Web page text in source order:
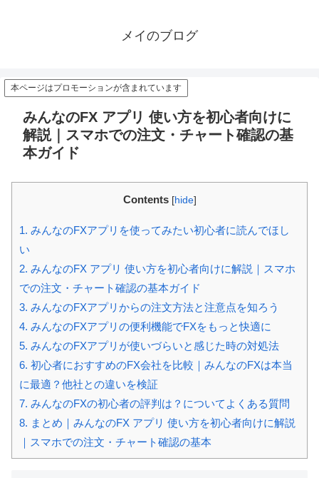
メイのブログ
本ページはプロモーションが含まれています
みんなのFX アプリ 使い方を初心者向けに
解説｜スマホでの注文・チャート確認の基
本ガイド
Contents [hide]
1. みんなのFXアプリを使ってみたい初心者に読んでほし
い
2. みんなのFX アプリ 使い方を初心者向けに解説｜スマホ
での注文・チャート確認の基本ガイド
3. みんなのFXアプリからの注文方法と注意点を知ろう
4. みんなのFXアプリの便利機能でFXをもっと快適に
5. みんなのFXアプリが使いづらいと感じた時の対処法
6. 初心者におすすめのFX会社を比較｜みんなのFXは本当
に最適？他社との違いを検証
7. みんなのFXの初心者の評判は？についてよくある質問
8. まとめ｜みんなのFX アプリ 使い方を初心者向けに解説
｜スマホでの注文・チャート確認の基本